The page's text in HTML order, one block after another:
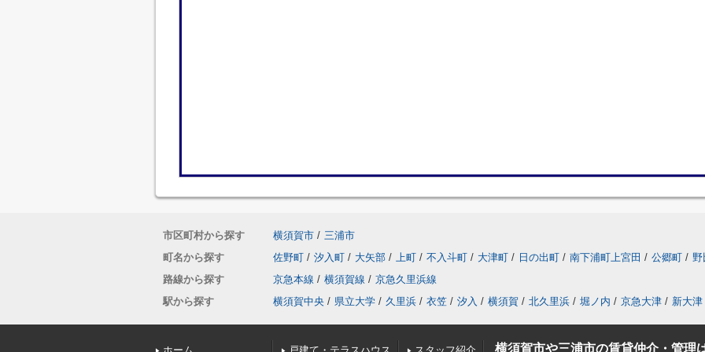
市区町村から探す 横須賀市 / 三浦市
町名から探す
佐野町 / 汐入町 / 大矢部 / 上町 / 不入斗町 / 大津町 / 日の出町 / 南下浦町上宮田 / 公郷町 / 野
路線から探す
京急本線 / 横須賀線 / 京急久里浜線
駅から探す
横須賀中央 / 県立大学 / 久里浜 / 衣笠 / 汐入 / 横須賀 / 北久里浜 / 堀ノ内 / 京急大津 / 新大津
横須賀市や三浦市の賃貸仲介・管理